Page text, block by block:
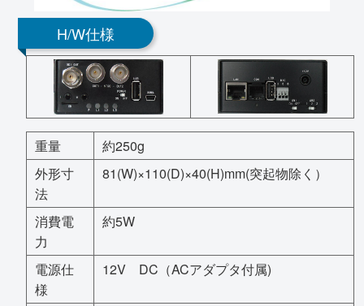
H/W仕様
重量
約250g
外形寸
法
81(W)×110(D)×40(H)mm(突起物除く）
消費電
力
約5W
電源仕
様
12V DC（ACアダプタ付属)